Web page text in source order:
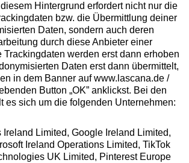
zzgl.
Versandkosten
Hintergrund erfordert nicht nur die
bzw. die Übermittlung deiner
Daten, sondern auch deren
durch diese Anbieter einer
werden erst dann erhoben
Daten erst dann übermittelt,
in dem Banner auf www.lascana.de /
Button „OK” anklickst. Bei den
es sich um die folgenden Unternehmen:
Ireland Limited, Google Ireland Limited,
Ireland Operations Limited, TikTok
UK Limited, Pinterest Europe